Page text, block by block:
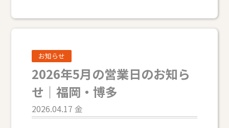
お知らせ
2026年5月の営業日のお知ら
せ｜福岡・博多
2026.04.17 金